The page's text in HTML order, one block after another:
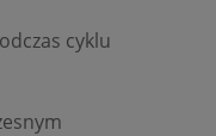
cyklu